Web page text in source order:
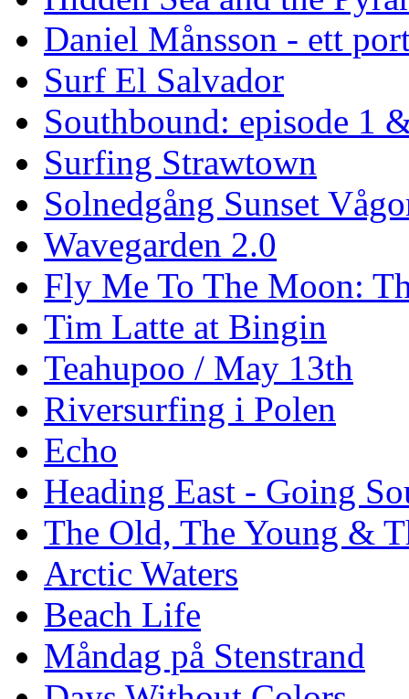
Daniel Månsson - ett
Surf El Salvador
Southbound: episode 1
Surfing Strawtown
Solnedgång Sunset
Wavegarden 2.0
Fly Me To The Moon:
Tim Latte at Bingin
Teahupoo / May 13th
Riversurfing i Polen
Echo
Heading East - Going
The Old, The Young &
Arctic Waters
Beach Life
Måndag på Stenstrand